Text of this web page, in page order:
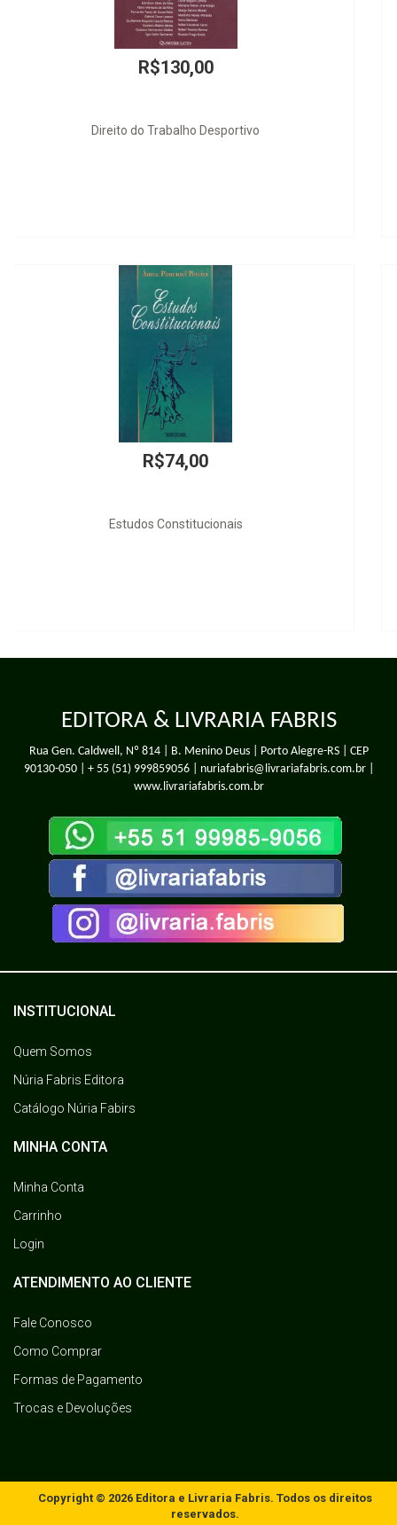
R$60,00
A Advocacia Cá entre Nós
R$180,00
Quem Lucra com as Prisões?
EDITORA & LIVRARIA FABRIS
Rua Gen. Caldwell, Nº 814 | B. Menino Deus | Porto Alegre-RS | CEP
90130-050 | + 55 (51) 999859056| nuriafabris@livrariafabris.com.br |
www.livrariafabris.com.br
INSTITUCIONAL
Quem Somos
Núria Fabris Editora
Catálogo Núria Fabirs
MINHA CONTA
Minha Conta
Carrinho
Login
ATENDIMENTO AO CLIENTE
Fale Conosco
Como Comprar
Formas de Pagamento
Trocas e Devoluções
Copyright © 2026 Editora e Livraria Fabris. Todos os direitos
reservados.